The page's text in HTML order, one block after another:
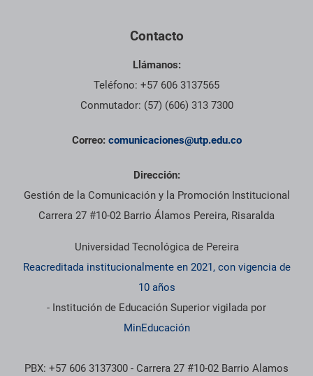
Contacto
Llámanos:
Teléfono: +57 606 3137565
Conmutador: (57) (606) 313 7300
Correo: comunicaciones@utp.edu.co
Dirección:
Gestión de la Comunicación y la Promoción Institucional
Carrera 27 #10-02 Barrio Álamos Pereira, Risaralda
Universidad Tecnológica de Pereira
Reacreditada institucionalmente en 2021, con vigencia de
10 años
- Institución de Educación Superior vigilada por
MinEducación
PBX: +57 606 3137300 - Carrera 27 #10-02 Barrio Alamos